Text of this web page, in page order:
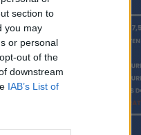
section to
you may
or personal
out of the
downstream
IAB’s List of